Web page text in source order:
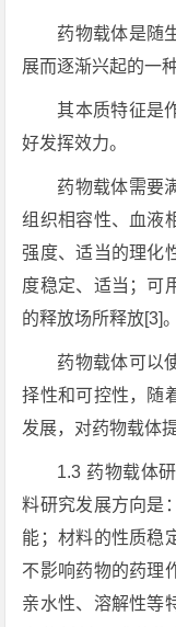
药物载体是随
展而逐渐兴起的一
其本质特征是
好发挥效力。
药物载体需要
组织相容性、血液
强度、适当的理化
度稳定、适当；可
的释放场所释放[3]。
药物载体可以
择性和可控性，随
发展，对药物载体
1.3 药物载
料研究发展方向是
能；材料的性质稳
不影响药物的药理
亲水性、溶解性等